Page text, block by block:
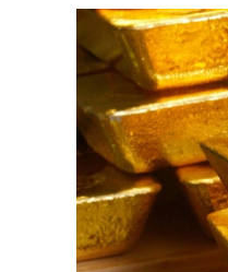
e
o
o
k
t
s
A
p
t
t
e
r
k
e
I
n
i
l